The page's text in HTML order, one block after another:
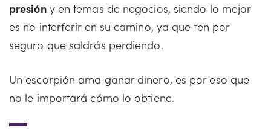
presióny en temas de negocios, siendo lo mejor
es no interferir en su camino, ya que ten por
seguro que saldrás perdiendo.
Un escorpión ama ganar dinero, es por eso que
no le importará cómo lo obtiene.